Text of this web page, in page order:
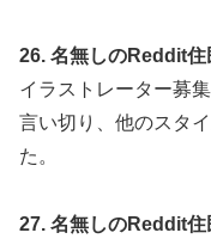
26. 名無しのReddit住
イラストレーター募
言い切り、他のスタ
た。
27. 名無しのReddit住